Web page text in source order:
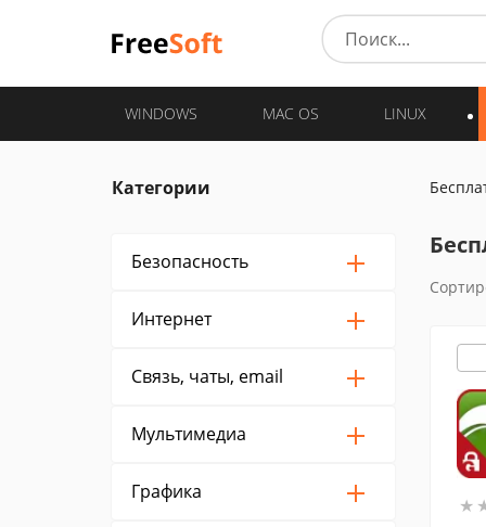
WINDOWS MAC OS LINUX
Категории
Безопасность
Интернет
Связь, чаты, email
Мультимедиа
Графика
★
★